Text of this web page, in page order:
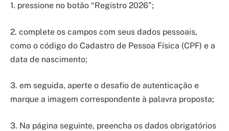
1. pressione no botão “Registro 2026”;
2. complete os campos com seus dados pessoais,
como o código do Cadastro de Pessoa Física (CPF) e a
data de nascimento;
3. em seguida, aperte o desafio de autenticação e
marque a imagem correspondente à palavra proposta;
3. Na página seguinte, preencha os dados obrigatórios